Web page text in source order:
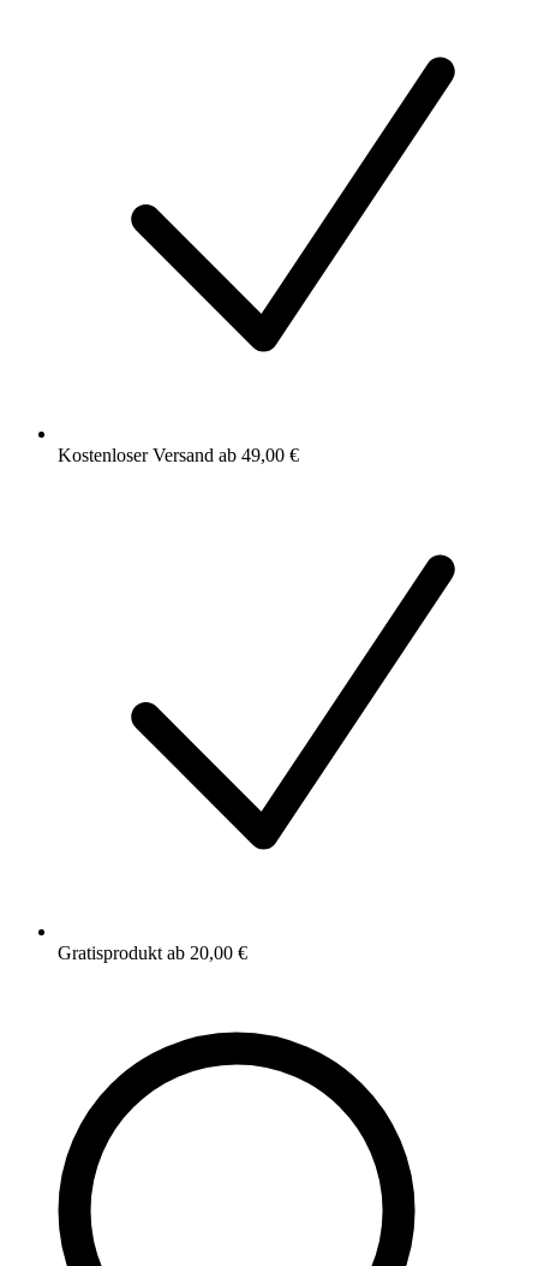
Kostenloser Versand ab 49,00 €
Gratisprodukt ab 20,00 €